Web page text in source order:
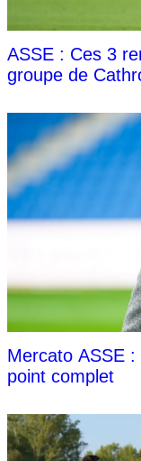
ASSE : Ces 3
groupe de
Mercato ASSE
point complet